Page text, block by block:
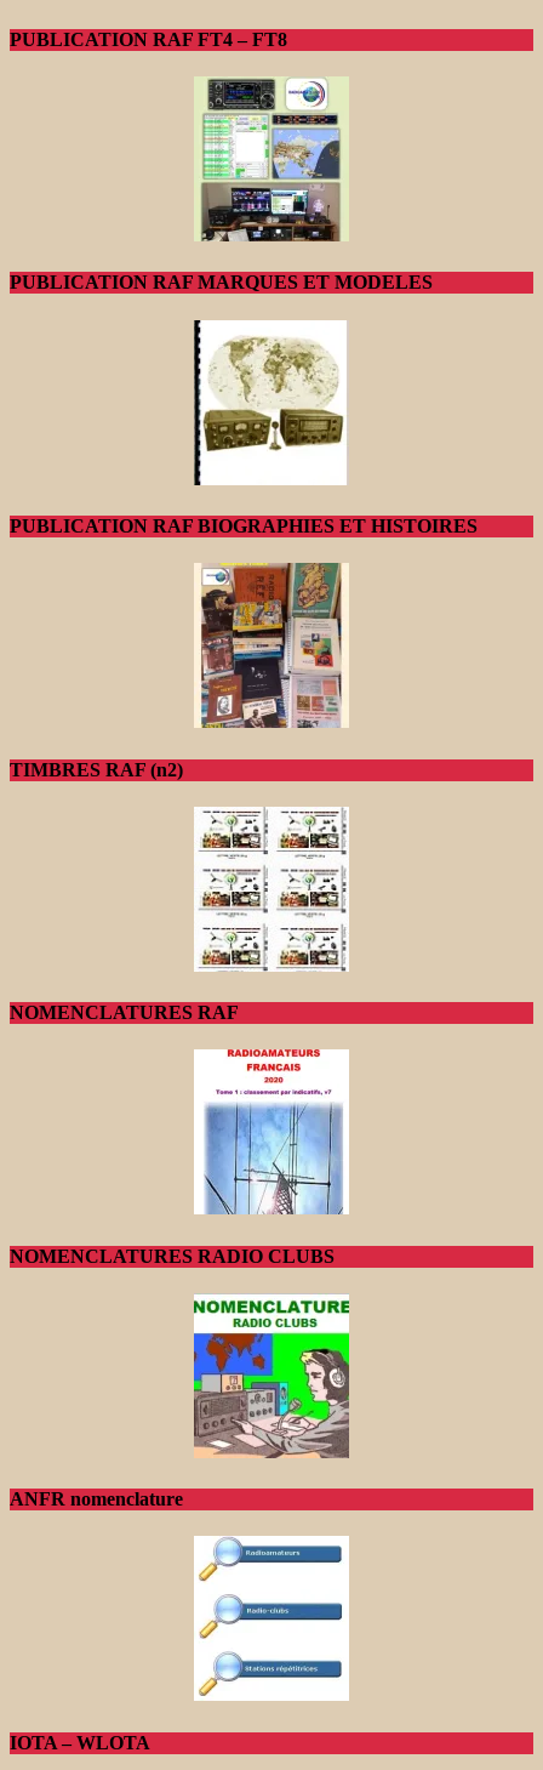
PUBLICATION RAF FT4 – FT8
PUBLICATION RAF MARQUES ET MODELES
PUBLICATION RAF BIOGRAPHIES ET HISTOIRES
TIMBRES RAF (n2)
NOMENCLATURES RAF
NOMENCLATURES RADIO CLUBS
ANFR nomenclature
IOTA – WLOTA